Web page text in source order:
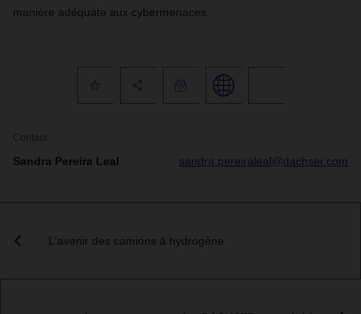
manière adéquate aux cybermenaces.
Contact
Sandra Pereira Leal sandra.pereiraleal@dachser.com
L'avenir des camions à hydrogène